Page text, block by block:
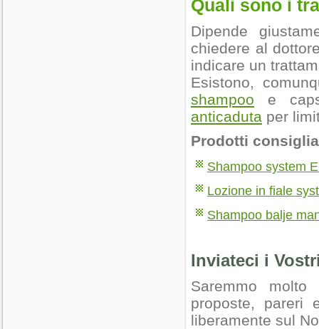
Quali sono i
Dipende
chiedere al
indicare un
Esistono,
shampoo e
anticaduta per
Prodotti
Shampoo system
Lozione in fiale
Shampoo balje
Inviateci i
Saremmo
proposte, pareri
liberamente sul